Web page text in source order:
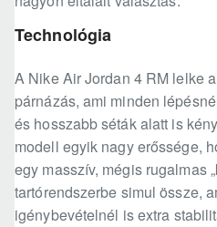
Technológia
A Nike Air Jordan 4 RM lelke
párnázás, ami minden
és hosszabb séták alatt is
modell egyik nagy erőssége,
egy masszív, mégis rugalmas
tartórendszerbe simul össze,
igénybevételnél is extra